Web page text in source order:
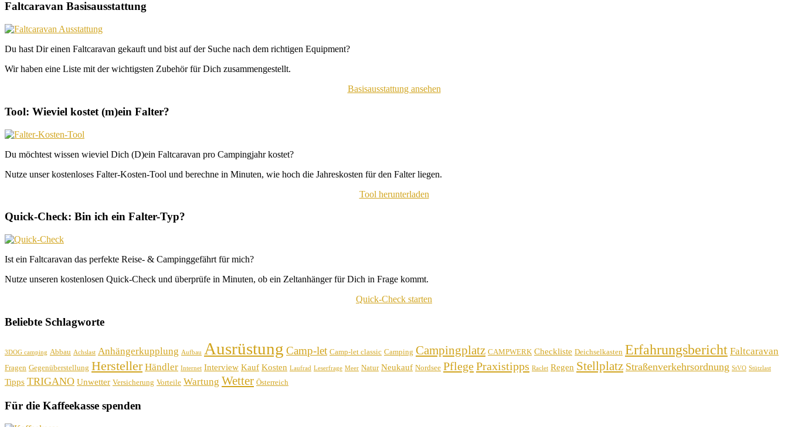
Faltcaravan Basisausstattung
Du hast Dir einen Faltcaravan gekauft und bist auf der Suche nach dem richtigen Equipment?
Wir haben eine Liste mit der wichtigsten Zubehör für Dich zusammengestellt.
Basisausstattung ansehen
Tool: Wieviel kostet (m)ein Falter?
Du möchtest wissen wieviel Dich (D)ein Faltcaravan pro Campingjahr kostet?
Nutze unser kostenloses Falter-Kosten-Tool und berechne in Minuten, wie hoch die Jahreskosten für den Falter liegen.
Tool herunterladen
Quick-Check: Bin ich ein Falter-Typ?
Ist ein Faltcaravan das perfekte Reise- & Campinggefährt für mich?
Nutze unseren kostenlosen Quick-Check und überprüfe in Minuten, ob ein Zeltanhänger für Dich in Frage kommt.
Quick-Check starten
Beliebte Schlagworte
3DOG camping Abbau Achslast Anhängerkupplung Aufbau Ausrüstung Camp-let Camp-let classic Camping Campingplatz CAMPWERK Checkliste Deichselkasten Erfahrungsbericht Faltcaravan
Fragen Gegenüberstellung Hersteller Händler Internet Interview Kauf Kosten Laufrad Leserfrage Meer Natur Neukauf Nordsee PflegePraxistipps Raclet Regen Stellplatz Straßenverkehrsordnung StVO Stützlast
Tipps TRIGANO Unwetter Versicherung Vorteile Wartung Wetter Österreich
Für die Kaffeekasse spenden